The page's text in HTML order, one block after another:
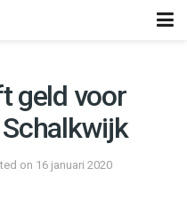
geld voor
on 16 januari 2020